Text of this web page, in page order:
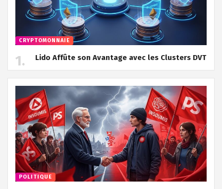
CRYPTOMONNAIE
Lido Affûte son Avantage avec les Clusters DVT
POLITIQUE